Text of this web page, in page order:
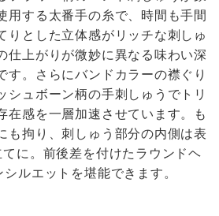
用する太番手の糸で、時間も手間
りとした立体感がリッチな刺しゅ
仕上がりが微妙に異なる味わい深
す。さらにバンドカラーの襟ぐり
シュボーン柄の手刺しゅうでトリ
在感を一層加速させています。も
も拘り、刺しゅう部分の内側は表
に。前後差を付けたラウンドヘ
ルエットを堪能できます。